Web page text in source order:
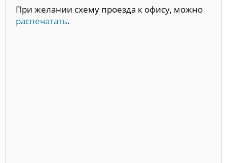
При желании схему проезда к офису, можно
распечатать.